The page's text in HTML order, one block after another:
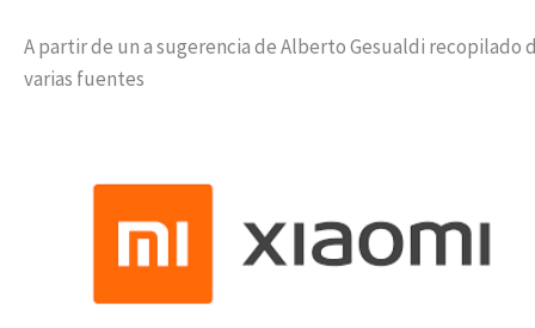
A partir de un a sugerencia de Alberto Gesualdi recopilado
varias fuentes